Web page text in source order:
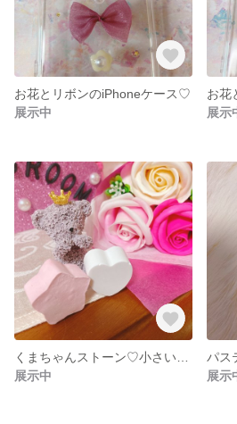
お花とリボンのiPhoneケース♡
展示中
お花
展示
展示中
展示